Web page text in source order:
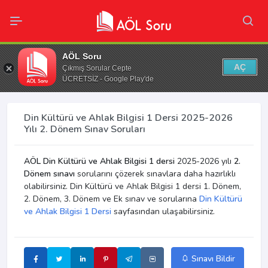
AÖL Soru
Çıkmış Sorular Cepte
ÜCRETSİZ - Google Play'de
AÇ
Din Kültürü ve Ahlak Bilgisi 1 Dersi 2025-2026
Yılı 2. Dönem Sınav Soruları
AÖL Din Kültürü ve Ahlak Bilgisi 1 dersi 2025-2026 yılı 2.
Dönem sınavı sorularını çözerek sınavlara daha hazırlıklı
olabilirsiniz. Din Kültürü ve Ahlak Bilgisi 1 dersi 1. Dönem,
2. Dönem, 3. Dönem ve Ek sınav ve sorularına Din Kültürü
ve Ahlak Bilgisi 1 Dersi sayfasından ulaşabilirsiniz.
Sınavı Bildir